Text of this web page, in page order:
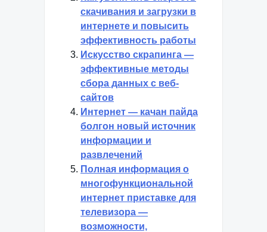
скачивания и загрузки в
интернете и повысить
эффективность работы
Искусство скрапинга —
эффективные методы
сбора данных с веб-
сайтов
Интернет — качан пайда
болгон новый источник
информации и
развлечений
Полная информация о
многофункциональной
интернет приставке для
телевизора —
возможности,